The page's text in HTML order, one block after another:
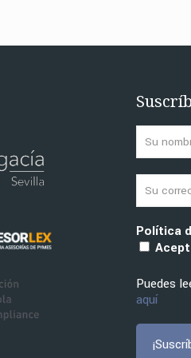
Política
Puedes
aquí